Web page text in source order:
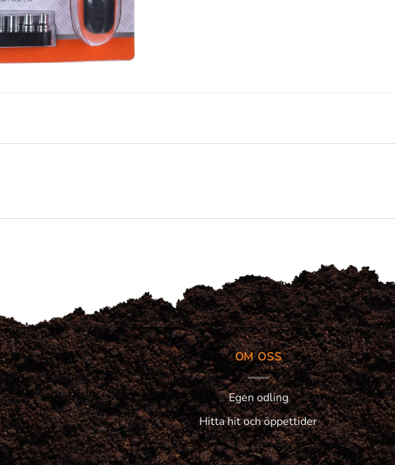
OM OSS
Egen odling
Hitta hit och öppettider